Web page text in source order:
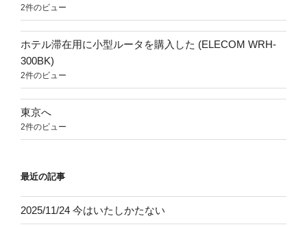
2件のビュー
ホテル滞在用に小型ルータを購入した (ELECOM WRH-
300BK)
2件のビュー
東京へ
2件のビュー
最近の記事
2025/11/24 今はいたしかたない